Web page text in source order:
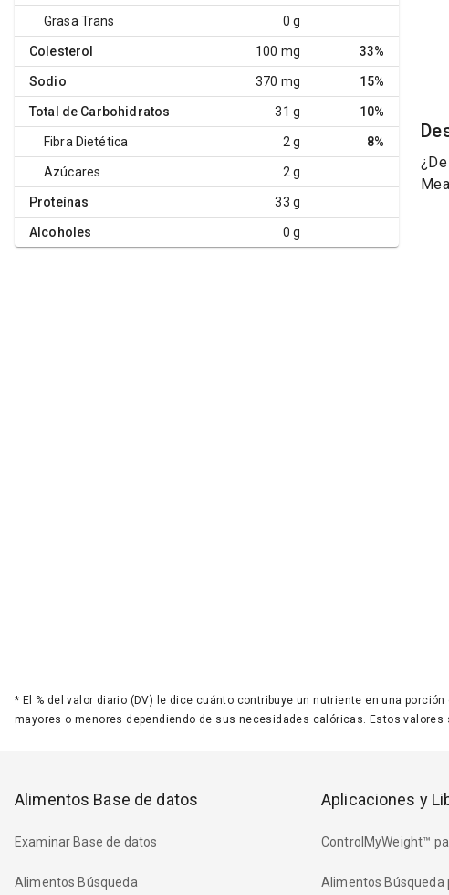
Grasa Trans 0 g
Colesterol 100 mg 33%
Sodio 370 mg 15%
Total de Carbohidratos 31 g 10%
Fibra Dietética 2 g 8%
Azúcares 2 g
Proteínas 33 g
Alcoholes 0 g
* El % del valor diario (DV) le dice cuánto contribuye un nutriente en una
mayores o menores dependiendo de sus necesidades calóricas. Estos
Alimentos Base de datos
Examinar Base de datos
Alimentos Búsqueda
Aplicaciones y
ControlMyWeight™
Alimentos Búsqueda